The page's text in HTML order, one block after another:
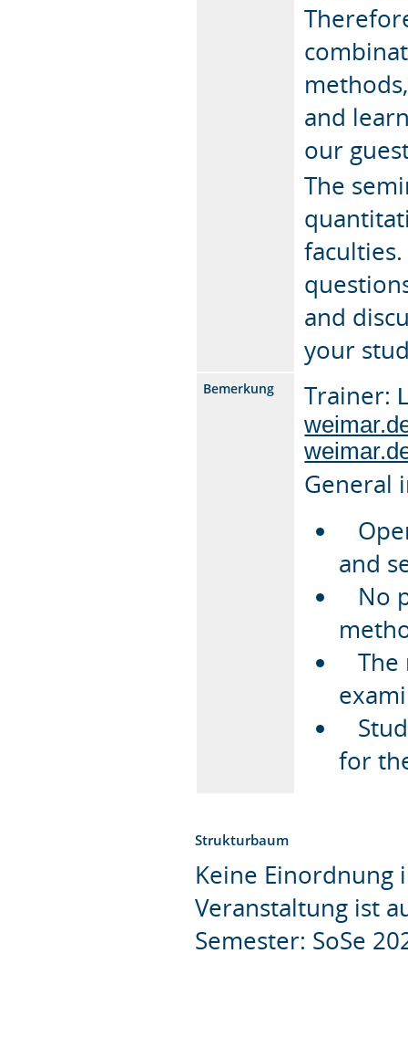
and
our
The
and
your
Bemerkung Trainer:
General
and
No
The
for
Strukturbaum
Keine Einordnung
Veranstaltung ist
Semester: SoSe